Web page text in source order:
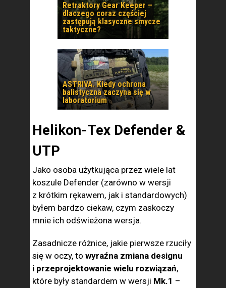
Retraktory Gear Keeper –
dlaczego coraz częściej
zastępują klasyczne smycze
taktyczne?
ASTRIVA. Kiedy ochrona
balistyczna zaczyna się w
laboratorium
Helikon-Tex Defender &
UTP
Jako osoba użytkująca przez wiele lat
koszule Defender (zarówno w wersji
z krótkim rękawem, jak i standardowych)
byłem bardzo ciekaw, czym zaskoczy
mnie ich odświeżona wersja.
Zasadnicze różnice, jakie pierwsze rzuciły
się w oczy, to wyraźna zmiana designu
i przeprojektowanie wielu rozwiązań,
które były standardem w wersji Mk.1 –